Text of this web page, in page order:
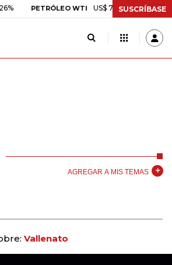
PETRÓLEO WTI US$ 78,01 US$ 2,92
SUSCRÍBASE
AGREGAR A MIS TEMAS
Vallenato